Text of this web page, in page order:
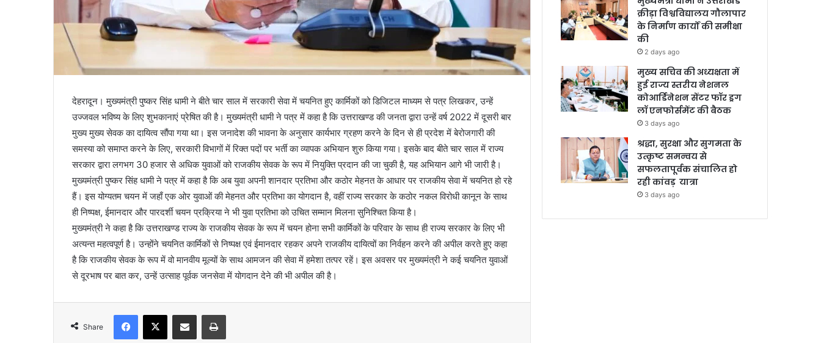
देहरादून। मुख्यमंत्री पुष्कर सिंह धामी ने बीते चार साल में सरकारी सेवा में चयनित हुए कार्मिकों को डिजिटल माध्यम से पत्र लिखकर, उन्हें
उज्जवल भविष्य के लिए शुभकानाएं प्रेषित की है। मुख्यमंत्री धामी ने पत्र में कहा है कि उत्तराखण्ड की जनता द्वारा उन्हें वर्ष 2022 में दूसरी बार
मुख्य मुख्य सेवक का दायित्व सौंपा गया था। इस जनादेश की भावना के अनुसार कार्यभार ग्रहण करने के दिन से ही प्रदेश में बेरोजगारी की
समस्या को समाप्त करने के लिए, सरकारी विभागों में रिक्त पदों पर भर्ती का व्यापक अभियान शुरु किया गया। इसके बाद बीते चार साल में राज्य
सरकार द्वारा लगभग 30 हजार से अधिक युवाओं को राजकीय सेवक के रूप में नियुक्ति प्रदान की जा चुकी है, यह अभियान आगे भी जारी है।
मुख्यमंत्री पुष्कर सिंह धामी ने पत्र में कहा है कि अब युवा अपनी शानदार प्रतिभा और कठोर मेहनत के आधार पर राजकीय सेवा में चयनित हो रहे
हैं। इस योग्यतम चयन में जहाँ एक ओर युवाओं की मेहनत और प्रतिभा का योगदान है, वहीं राज्य सरकार के कठोर नकल विरोधी कानून के साथ
ही निष्पक्ष, ईमानदार और पारदर्शी चयन प्रक्रिया ने भी युवा प्रतिभा को उचित सम्मान मिलना सुनिश्चित किया है।
मुख्यमंत्री ने कहा है कि उत्तराखण्ड राज्य के राजकीय सेवक के रूप में चयन होना सभी कार्मिकों के परिवार के साथ ही राज्य सरकार के लिए भी
अत्यन्त महत्वपूर्ण है। उन्होंने चयनित कार्मिकों से निष्पक्ष एवं ईमानदार रहकर अपने राजकीय दायित्वों का निर्वहन करने की अपील करते हुए कहा
है कि राजकीय सेवक के रूप में वो मानवीय मूल्यों के साथ आमजन की सेवा में हमेशा तत्पर रहें। इस अवसर पर मुख्यमंत्री ने कई चयनित युवाओं
से दूरभाष पर बात कर, उन्हें उत्साह पूर्वक जनसेवा में योगदान देने की भी अपील की है।
Share
क्रीड़ा विश्वविद्यालय गौलापार
के निर्माण कार्यों की समीक्षा
की
2 days ago
मुख्य सचिव की अध्यक्षता में
हुई राज्य स्तरीय नेशनल
कोआर्डिनेशन सेंटर फॉर ड्रग
लॉ एनफोर्समेंट की बैठक
3 days ago
श्रद्धा, सुरक्षा और सुगमता के
उत्कृष्ट समन्वय से
सफलतापूर्वक संचालित हो
रही कांवड़ यात्रा
3 days ago